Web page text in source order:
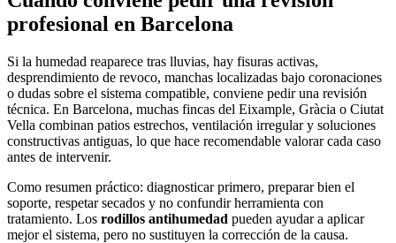
profesional en Barcelona
Si la humedad reaparece tras lluvias, hay fisuras activas,
desprendimiento de revoco, manchas localizadas bajo coronaciones
o dudas sobre el sistema compatible, conviene pedir una revisión
técnica. En Barcelona, muchas fincas del Eixample, Gràcia o Ciutat
Vella combinan patios estrechos, ventilación irregular y soluciones
constructivas antiguas, lo que hace recomendable valorar cada caso
antes de intervenir.
Como resumen práctico: diagnosticar primero, preparar bien el
soporte, respetar secados y no confundir herramienta con
tratamiento. Los rodillos antihumedad pueden ayudar a aplicar
mejor el sistema, pero no sustituyen la corrección de la causa.